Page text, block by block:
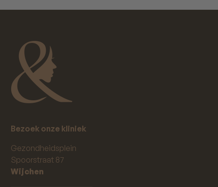
Bezoek onze kliniek
Gezondheidsplein
Spoorstraat 87
Wijchen